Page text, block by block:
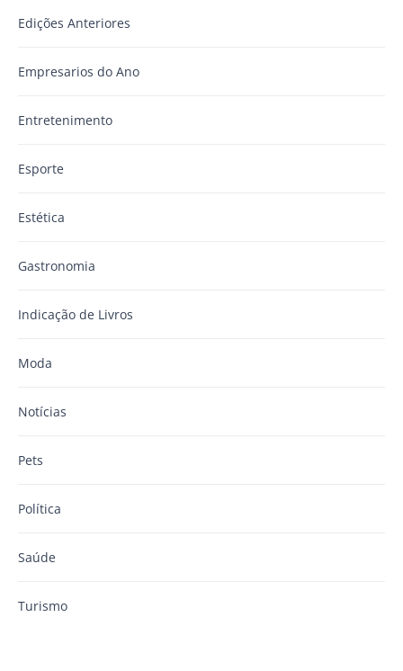
Edições Anteriores
Empresarios do Ano
Entretenimento
Esporte
Estética
Gastronomia
Indicação de Livros
Moda
Notícias
Pets
Política
Saúde
Turismo